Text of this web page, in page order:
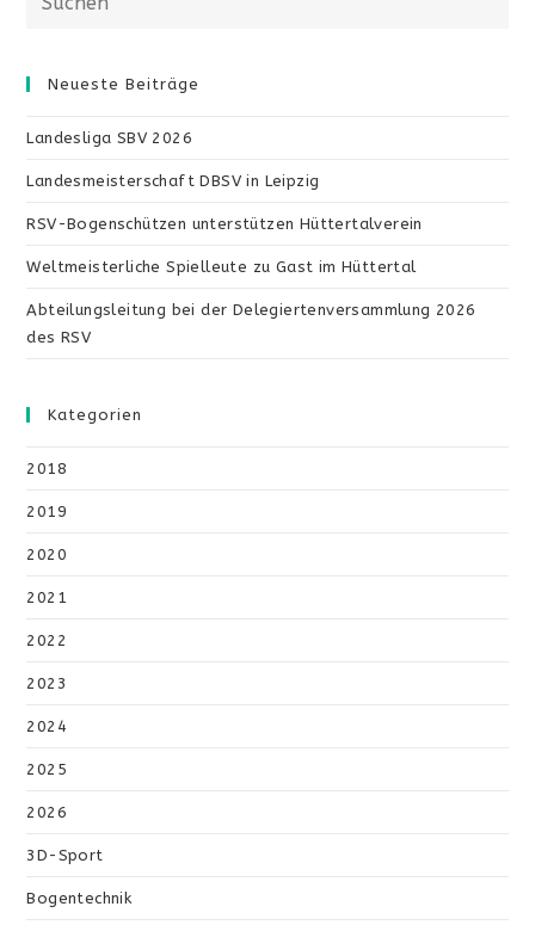
Neueste Beiträge
Landesliga SBV 2026
Landesmeisterschaft DBSV in Leipzig
RSV-Bogenschützen unterstützen Hüttertalverein
Weltmeisterliche Spielleute zu Gast im Hüttertal
Abteilungsleitung bei der Delegiertenversammlung 2026
des RSV
Kategorien
2018
2019
2020
2021
2022
2023
2024
2025
2026
3D-Sport
Bogentechnik